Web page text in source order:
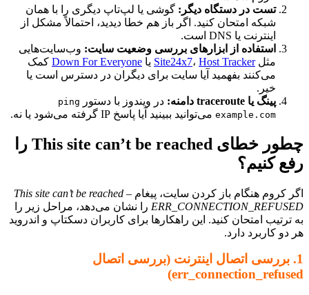
تست در دستگاه دیگر:گوشی یا لپ‌تاپ دیگری را با همان
شبکه امتحان کنید. اگر باز هم خطا دیدید، احتمالاً مشکل از
اینترنت یا DNS است.
استفاده از ابزارهای بررسی وضعیت سایت:وب‌سایت‌هایی
مثل
Site24x7،Host Tracker یاDown For Everyoneکمک
می‌کنند بفهمید آیا سایت برای دیگران در دسترس است یا
پینگ یا traceroute دامنه:
در ویندوز با دستورping
example.comمی‌توانید ببینید آیا پاسخ IP گرفته می‌شود یا نه.
چطور خطای This site can’t be reached را
کنیم؟
کروم هنگام باز کردن سایت، پیغامThis site can’t be reached –
را نشان می‌دهد، مراحل زیر را
امتحان کنید. این راهکارها برای کاربران دسکتاپ و اندروید
کاربرد دارد.
بررسی اتصال اینترنت (بررسی اتصال